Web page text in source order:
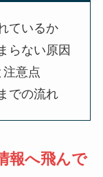
ているか
らない原因
注意点
での流れ
報へ飛んで